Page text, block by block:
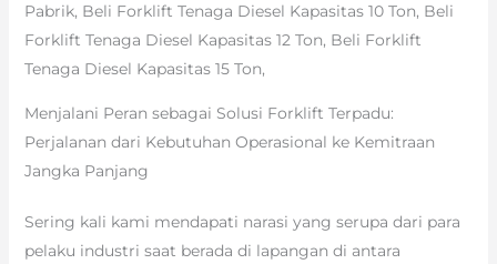
Pabrik, Beli Forklift Tenaga Diesel Kapasitas 10 Ton, Beli
Forklift Tenaga Diesel Kapasitas 12 Ton, Beli Forklift
Tenaga Diesel Kapasitas 15 Ton,
Menjalani Peran sebagai Solusi Forklift Terpadu:
Perjalanan dari Kebutuhan Operasional ke Kemitraan
Jangka Panjang
Sering kali kami mendapati narasi yang serupa dari para
pelaku industri saat berada di lapangan di antara